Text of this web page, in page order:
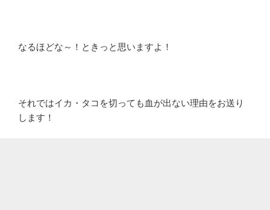
なるほどな～！ときっと思いますよ！
それではイカ・タコを切っても血が出ない理由をお送り
します！